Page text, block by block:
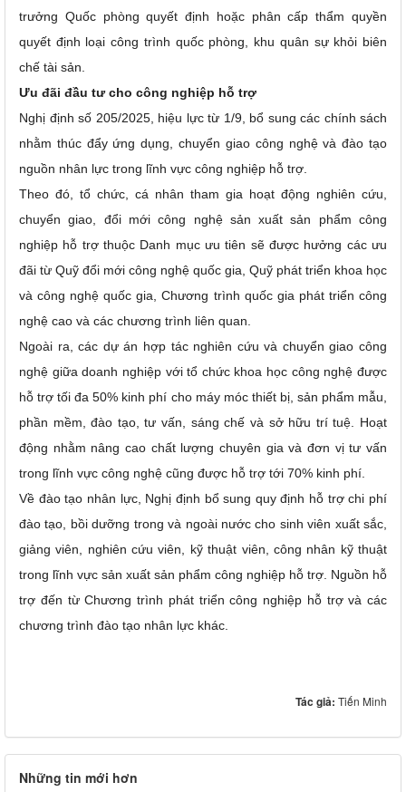
trưởng Quốc phòng quyết định hoặc phân cấp thẩm quyền
quyết định loại công trình quốc phòng, khu quân sự khỏi biên
chế tài sản.
Ưu đãi đầu tư cho công nghiệp hỗ trợ
Nghị định số 205/2025, hiệu lực từ 1/9, bổ sung các chính sách
nhằm thúc đẩy ứng dụng, chuyển giao công nghệ và đào tạo
nguồn nhân lực trong lĩnh vực công nghiệp hỗ trợ.
Theo đó, tổ chức, cá nhân tham gia hoạt động nghiên cứu,
chuyển giao, đổi mới công nghệ sản xuất sản phẩm công
nghiệp hỗ trợ thuộc Danh mục ưu tiên sẽ được hưởng các ưu
đãi từ Quỹ đổi mới công nghệ quốc gia, Quỹ phát triển khoa học
và công nghệ quốc gia, Chương trình quốc gia phát triển công
nghệ cao và các chương trình liên quan.
Ngoài ra, các dự án hợp tác nghiên cứu và chuyển giao công
nghệ giữa doanh nghiệp với tổ chức khoa học công nghệ được
hỗ trợ tối đa 50% kinh phí cho máy móc thiết bị, sản phẩm mẫu,
phần mềm, đào tạo, tư vấn, sáng chế và sở hữu trí tuệ. Hoạt
động nhằm nâng cao chất lượng chuyên gia và đơn vị tư vấn
trong lĩnh vực công nghệ cũng được hỗ trợ tới 70% kinh phí.
Về đào tạo nhân lực, Nghị định bổ sung quy định hỗ trợ chi phí
đào tạo, bồi dưỡng trong và ngoài nước cho sinh viên xuất sắc,
giảng viên, nghiên cứu viên, kỹ thuật viên, công nhân kỹ thuật
trong lĩnh vực sản xuất sản phẩm công nghiệp hỗ trợ. Nguồn hỗ
trợ đến từ Chương trình phát triển công nghiệp hỗ trợ và các
chương trình đào tạo nhân lực khác.
Tác giả: Tiến Minh
Những tin mới hơn